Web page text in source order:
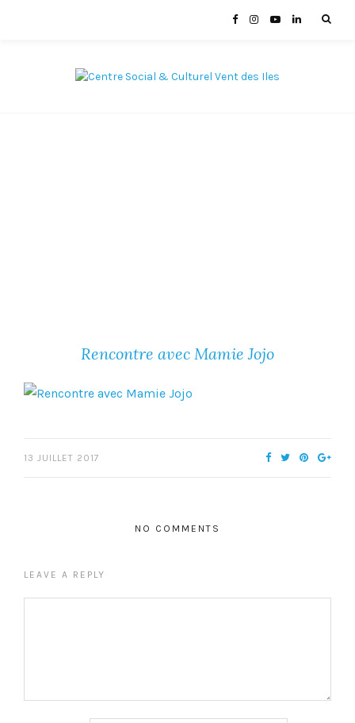
Rencontre avec Mamie Jojo
13 JUILLET 2017
NO COMMENTS
LEAVE A REPLY